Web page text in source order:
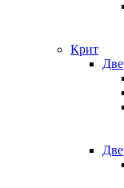
Крит